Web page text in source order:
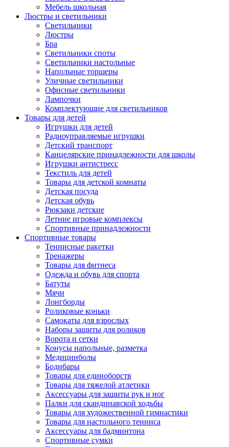
Мебель школьная
Люстры и светильники
Светильники
Люстры
Бра
Светильники споты
Светильники настольные
Напольные торшеры
Уличные светильники
Офисные светильники
Лампочки
Комплектующие для светильников
Товары для детей
Игрушки для детей
Радиоуправляемые игрушки
Детский транспорт
Канцелярские принадлежности для школы
Игрушки антистресс
Текстиль для детей
Товары для детской комнаты
Детская посуда
Детская обувь
Рюкзаки детские
Летние игровые комплексы
Спортивные принадлежности
Спортивные товары
Теннисные ракетки
Тренажеры
Товары для фитнеса
Одежда и обувь для спорта
Батуты
Мячи
Лонгборды
Роликовые коньки
Самокаты для взрослых
Наборы защиты для роликов
Ворота и сетки
Конусы напольные, разметка
Медицинболы
Бодибары
Товары для единоборств
Товары для тяжелой атлетики
Аксессуары для защиты рук и ног
Палки для скандинавской ходьбы
Товары для художественной гимнастики
Товары для настольного тенниса
Аксессуары для бадминтона
Спортивные сумки